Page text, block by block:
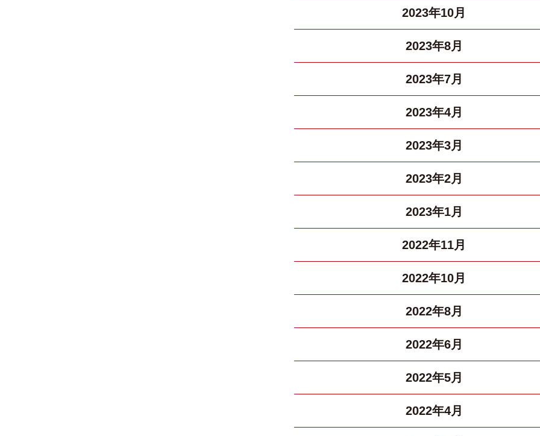
2023年10月
2023年8月
2023年7月
2023年4月
2023年3月
2023年2月
2023年1月
2022年11月
2022年10月
2022年8月
2022年6月
2022年5月
2022年4月